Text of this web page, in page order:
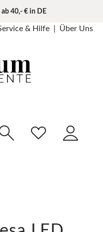
40,- € in DE
& Hilfe Über Uns